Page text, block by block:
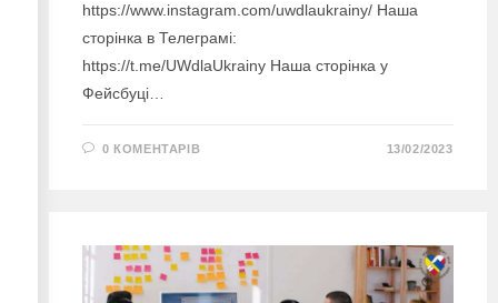
https://www.instagram.com/uwdlaukrainy/ Наша
сторінка в Телеграмі:
https://t.me/UWdlaUkrainy Наша сторінка у
Фейсбуці…
0 КОМЕНТАРІВ 13/02/2023